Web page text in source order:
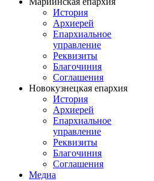
История
Архиерей
Епархиальное
управление
Реквизиты
Благочиния
Соглашения
Новокузнецкая епархия
История
Архиерей
Епархиальное
управление
Реквизиты
Благочиния
Соглашения
Медиа